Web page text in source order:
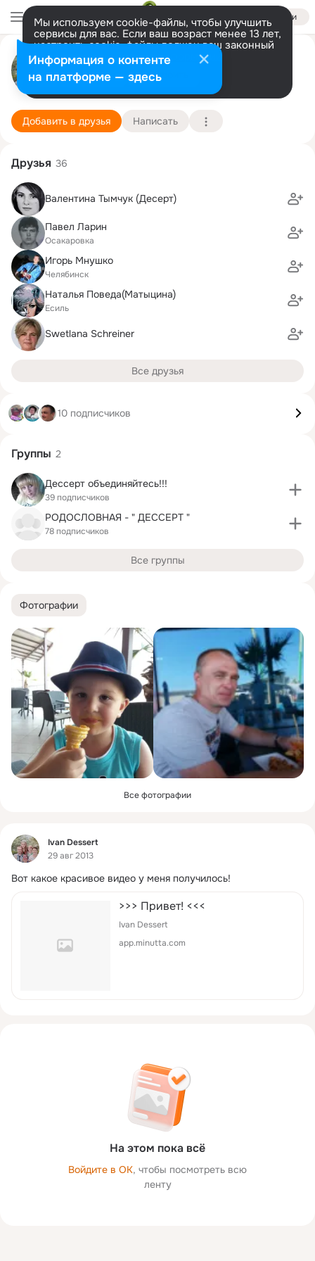
Войти
Мы используем cookie-файлы, чтобы улучшить
сервисы для вас. Если ваш возраст менее 13 лет,
настроить cookie-файлы должен ваш законный
представитель. Больше информации
Разрешить все Настроить
Ivan Dessert
Siegenburg
5 декабря (50 лет)
Дальнянская школа
Подробнее
Добавить в друзья Написать
Фотографии
Все фотографии
Фид
Ivan Dessert
29 авг 2013
Вот какое красивое видео у меня получилось!
>>> Привет! <<<
Ivan Dessert
app.minutta.com
На этом пока всё
Войдите в ОК, чтобы посмотреть всю
ленту
Друзья 36
Валентина Тымчук (Десерт)
Павел Ларин
Осакаровка
Игорь Мнушко
Челябинск
Наталья Поведа(Матыцина)
Есиль
Swetlana Schreiner
Все друзья
10 подписчиков
Группы 2
Дессерт объединяйтесь!!!
39 подписчиков
РОДОСЛОВНАЯ - " ДЕССЕРТ "
78 подписчиков
Все группы
Информация о контенте
на платформе — здесь